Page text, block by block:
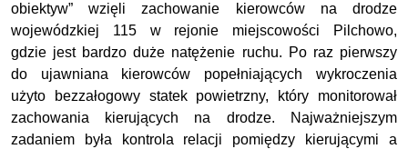
obiektyw” wzięli zachowanie kierowców na drodze
wojewódzkiej 115 w rejonie miejscowości Pilchowo,
gdzie jest bardzo duże natężenie ruchu. Po raz pierwszy
do ujawniana kierowców popełniających wykroczenia
użyto bezzałogowy statek powietrzny, który monitorował
zachowania kierujących na drodze. Najważniejszym
zadaniem była kontrola relacji pomiędzy kierującymi a